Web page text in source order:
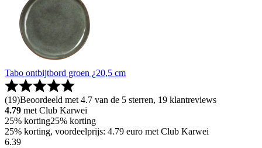
Tabo ontbijtbord groen ¿20,5 cm
(19)Beoordeeld met 4.7 van de 5 sterren, 19 klantreviews
4.79 met Club Karwei
25% korting25% korting
25% korting, voordeelprijs: 4.79 euro met Club Karwei
6.39